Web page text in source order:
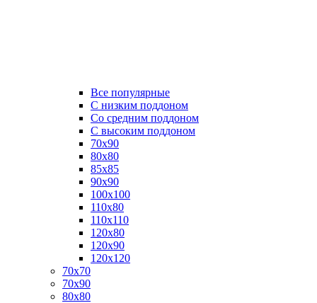
Все популярные
C низким поддоном
Со средним поддоном
С высоким поддоном
70х90
80х80
85х85
90х90
100х100
110х80
110х110
120х80
120х90
120х120
70х70
70х90
80х80